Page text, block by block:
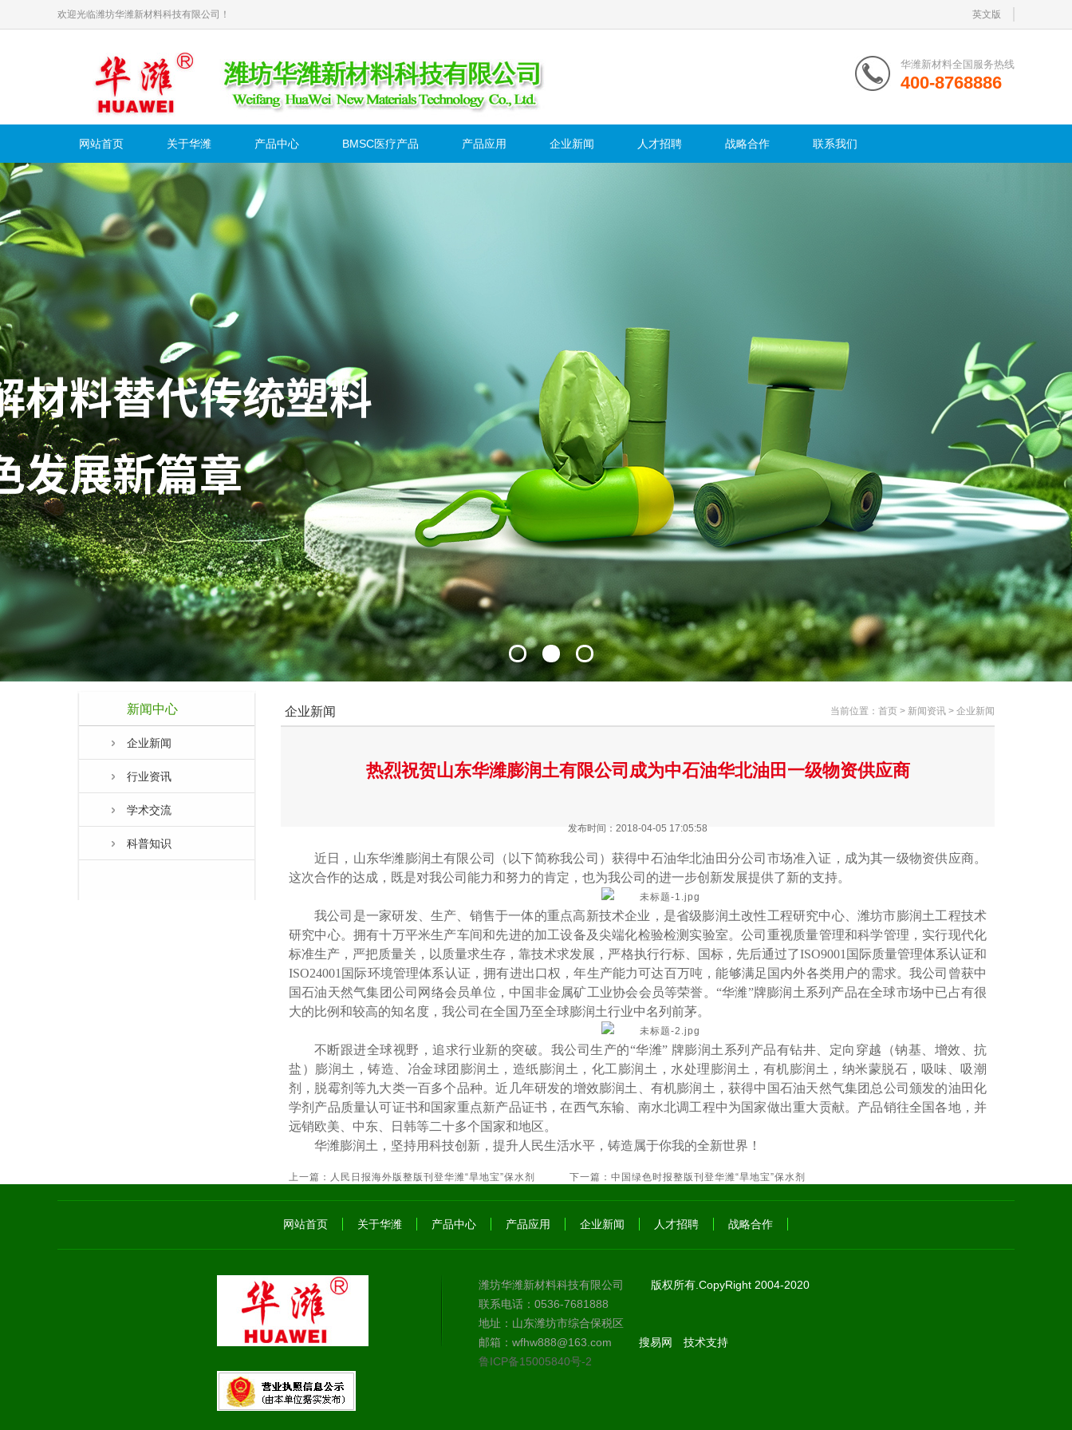
欢迎光临潍坊华潍新材料科技有限公司！ 英文版
华潍新材料全国服务热线
400-8768886
网站首页 关于华潍 产品中心 BMSC医疗产品 产品应用 企业新闻 人才招聘 战略合作 联系我们
新闻中心
企业新闻
行业资讯
学术交流
科普知识
企业新闻 当前位置： 首页 > 新闻资讯 > 企业新闻
热烈祝贺山东华潍膨润土有限公司成为中石油华北油田一级物资供应商
发布时间：2018-04-05 17:05:58
近日，山东华潍膨润土有限公司（以下简称我公司）获得中石油华北油田分公司市场准入证，成为其一级物资供应商。
这次合作的达成，既是对我公司能力和努力的肯定，也为我公司的进一步创新发展提供了新的支持。
我公司是一家研发、生产、销售于一体的重点高新技术企业，是省级膨润土改性工程研究中心、潍坊市膨润土工程技术
研究中心。拥有十万平米生产车间和先进的加工设备及尖端化检验检测实验室。公司重视质量管理和科学管理，实行现代化
标准生产，严把质量关，以质量求生存，靠技术求发展，严格执行行标、国标，先后通过了ISO9001国际质量管理体系认证和
ISO24001国际环境管理体系认证，拥有进出口权，年生产能力可达百万吨，能够满足国内外各类用户的需求。我公司曾获中
国石油天然气集团公司网络会员单位，中国非金属矿工业协会会员等荣誉。“华潍”牌膨润土系列产品在全球市场中已占有很
大的比例和较高的知名度，我公司在全国乃至全球膨润土行业中名列前茅。
不断跟进全球视野，追求行业新的突破。我公司生产的“华潍” 牌膨润土系列产品有钻井、定向穿越（钠基、增效、抗
盐）膨润土，铸造、冶金球团膨润土，造纸膨润土，化工膨润土，水处理膨润土，有机膨润土，纳米蒙脱石，吸味、吸潮
剂，脱霉剂等九大类一百多个品种。近几年研发的增效膨润土、有机膨润土，获得中国石油天然气集团总公司颁发的油田化
学剂产品质量认可证书和国家重点新产品证书，在西气东输、南水北调工程中为国家做出重大贡献。产品销往全国各地，并
远销欧美、中东、日韩等二十多个国家和地区。
华潍膨润土，坚持用科技创新，提升人民生活水平，铸造属于你我的全新世界！
上一篇： 人民日报海外版整版刊登华潍“旱地宝”保水剂 下一篇： 中国绿色时报整版刊登华潍“旱地宝”保水剂
网站首页 关于华潍 产品中心 产品应用 企业新闻 人才招聘 战略合作
潍坊华潍新材料科技有限公司
版权所有.CopyRight 2004-2020
联系电话：0536-7681888
地址：山东潍坊市综合保税区
邮箱：wfhw888@163.com
搜易网 技术支持
鲁ICP备15005840号-2